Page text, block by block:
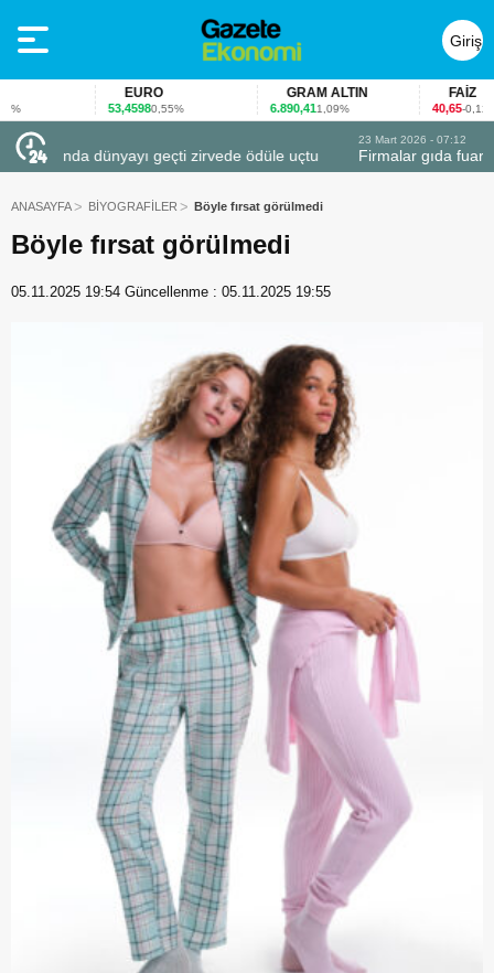
Giriş
Yap
EURO
53,45980,55%
GRAM ALTIN
6.890,411,09%
FAİZ
40,65-0,12%
Firmalar gıda fuarlarını bu anket ile değerlendirdi
ANASAYFA BİYOGRAFİLER Böyle fırsat görülmedi
Böyle fırsat görülmedi
05.11.2025 19:54 Güncellenme : 05.11.2025 19:55